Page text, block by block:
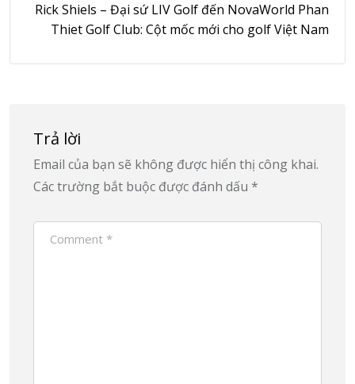
Rick Shiels – Đại sứ LIV Golf đến NovaWorld Phan
Thiet Golf Club: Cột mốc mới cho golf Việt Nam
Trả lời
Email của bạn sẽ không được hiển thị công khai.
Các trường bắt buộc được đánh dấu *